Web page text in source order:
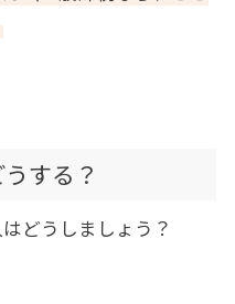
する？
どうしましょう？